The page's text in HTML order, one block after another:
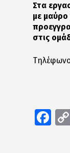
Στα
με
στις
Τηλέφωνο